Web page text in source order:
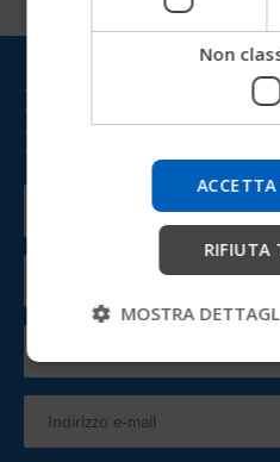
Rimani
Permobil
Prova la
Stiamo testando un modo
supporto per i dispositivi.
Non
RIFIUTA
MOSTRA